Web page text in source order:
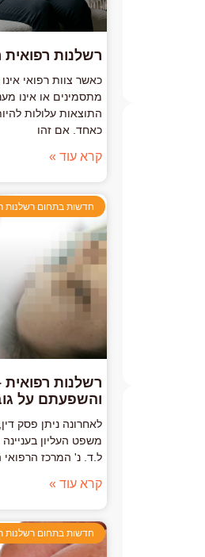
רשלנות רפואית
כאשר צוות רפואי
מתסמינים או אינו
התוצאות עלולות
כאחד. אם זהו
קרא עוד »
חדשות בתחום רשלנות
רשלנות רפואית
והשפעתם על
לאחרונה ניתן פסק
ל.ד. נ' המרכז
קרא עוד »
חדשות בתחום רשלנות